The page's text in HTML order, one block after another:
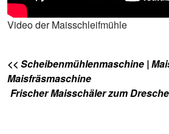
Video der Maisschleifmühle
<< Scheibenmühlenmaschine |
Maisfräsmaschine
Frischer Maisschäler zum